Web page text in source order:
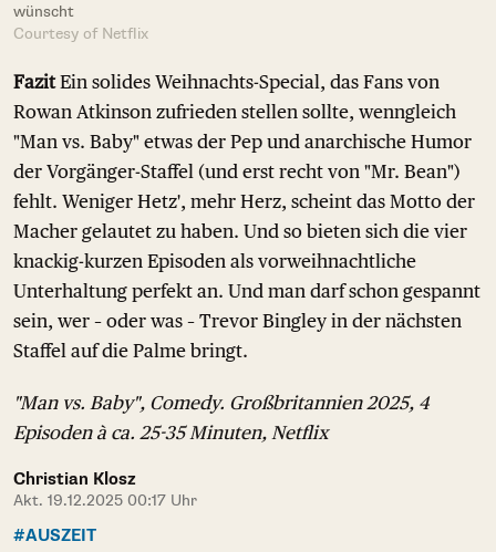
wünscht
Courtesy of Netflix
FazitEin solides Weihnachts-Special, das Fans von
Rowan Atkinson zufrieden stellen sollte, wenngleich
"Man vs. Baby" etwas der Pep und anarchische Humor
der Vorgänger-Staffel (und erst recht von "Mr. Bean")
fehlt. Weniger Hetz', mehr Herz, scheint das Motto der
Macher gelautet zu haben. Und so bieten sich die vier
knackig-kurzen Episoden als vorweihnachtliche
Unterhaltung perfekt an. Und man darf schon gespannt
sein, wer – oder was – Trevor Bingley in der nächsten
Staffel auf die Palme bringt.
"Man vs. Baby", Comedy. Großbritannien 2025, 4
Episoden à ca. 25-35 Minuten, Netflix
Christian Klosz
Akt. 19.12.2025 00:17 Uhr
#AUSZEIT